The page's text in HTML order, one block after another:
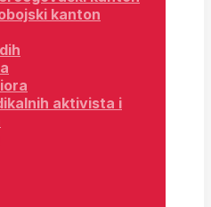
kanton
aktivista i